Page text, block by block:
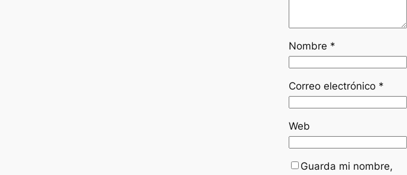
Nombre *
Correo electrónico *
Web
Guarda mi nombre,